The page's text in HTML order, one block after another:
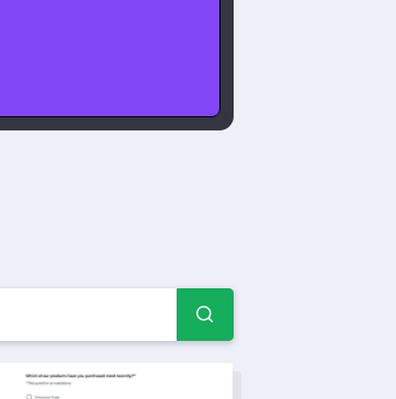
pentru
de sondaj pentru advocacy de brand